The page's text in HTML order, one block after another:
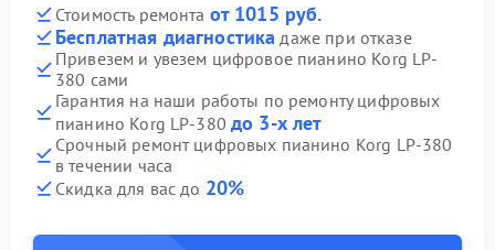
Стоимость ремонта от 1015 руб.
Бесплатная диагностика даже при отказе
Привезем и увезем цифровое пианино Korg LP-
380 сами
Гарантия на наши работы по ремонту цифровых
пианино Korg LP-380 до 3-х лет
Срочный ремонт цифровых пианино Korg LP-380
в течении часа
Скидка для вас до 20%